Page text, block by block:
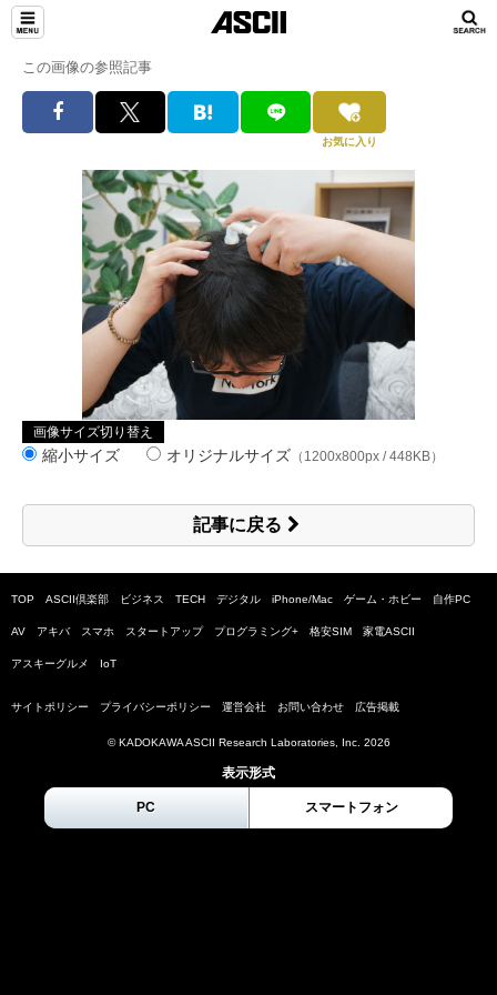
この画像の参照記事
お気に入り
画像サイズ切り替え
縮小サイズ オリジナルサイズ （1200x800px / 448KB）
記事に戻る
TOP ASCII倶楽部 ビジネス TECH デジタル iPhone/Mac ゲーム・ホビー 自作PC
AV アキバ スマホ スタートアップ プログラミング+ 格安SIM 家電ASCII
アスキーグルメ IoT
サイトポリシー プライバシーポリシー 運営会社 お問い合わせ 広告掲載
© KADOKAWA ASCII Research Laboratories, Inc. 2026
表示形式
PC スマートフォン